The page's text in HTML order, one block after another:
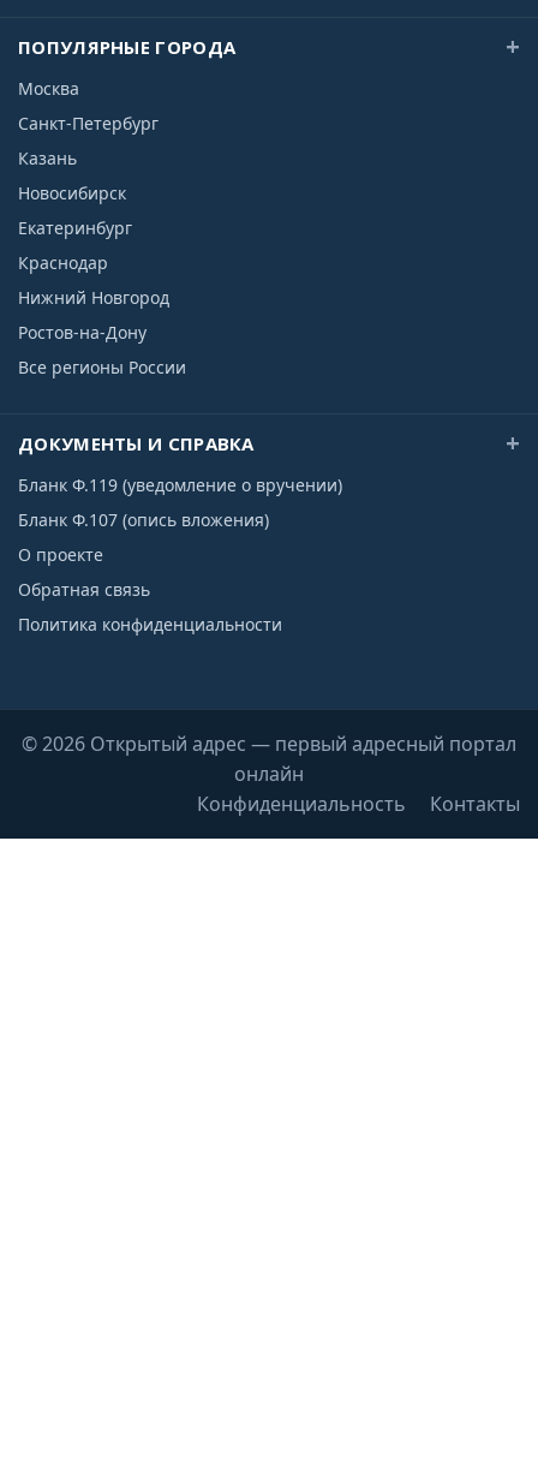
ПОПУЛЯРНЫЕ ГОРОДА
Москва
Санкт-Петербург
Казань
Новосибирск
Екатеринбург
Краснодар
Нижний Новгород
Ростов-на-Дону
Все регионы России
ДОКУМЕНТЫ И СПРАВКА
Бланк Ф.119 (уведомление о вручении)
Бланк Ф.107 (опись вложения)
О проекте
Обратная связь
Политика конфиденциальности
© 2026 Открытый адрес — первый адресный портал
онлайн
Конфиденциальность
Контакты